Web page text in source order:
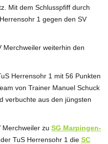
Mit dem Schlusspfiff durch
1 gegen den SV
Merchweiler weiterhin den
Herrensohr 1 mit 56 Punkten
von Trainer Manuel Schuck
verbuchte aus den jüngsten
Merchweiler zu SG Marpingen-
TuS Herrensohr 1 die SC